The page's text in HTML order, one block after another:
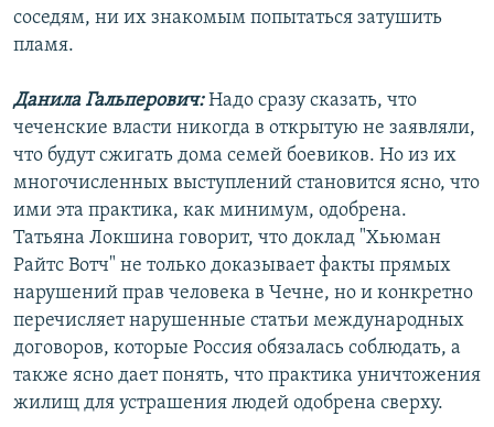
соседям, ни их знакомым попытаться затушить
пламя.
Данила Гальперович:Надо сразу сказать, что
чеченские власти никогда в открытую не заявляли,
что будут сжигать дома семей боевиков. Но из их
многочисленных выступлений становится ясно, что
ими эта практика, как минимум, одобрена.
Татьяна Локшина говорит, что доклад "Хьюман
Райтс Вотч" не только доказывает факты прямых
нарушений прав человека в Чечне, но и конкретно
перечисляет нарушенные статьи международных
договоров, которые Россия обязалась соблюдать, а
также ясно дает понять, что практика уничтожения
жилищ для устрашения людей одобрена сверху.